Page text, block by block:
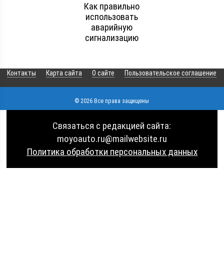
Как правильно
использовать
аварийную
сигнализацию
Контакты Карта сайта О сайте Пользовательское соглашение
© 2026 Все права защищены
Связаться с редакцией сайта:
moyoauto.ru@mailwebsite.ru
Политика обработки персональных данных